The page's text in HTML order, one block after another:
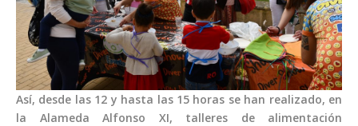
Así, desde las 12 y hasta las 15 horas se han realizado, en
la Alameda Alfonso XI, talleres de alimentación